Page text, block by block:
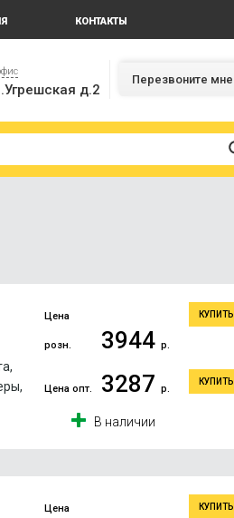
КОНТАКТЫ
д.2
Перезвоните мне
Цена
розн. 3944 р.
КУПИТЬ
Цена опт. 3287 р.
КУПИТЬ
В наличии
Цена КУПИТЬ